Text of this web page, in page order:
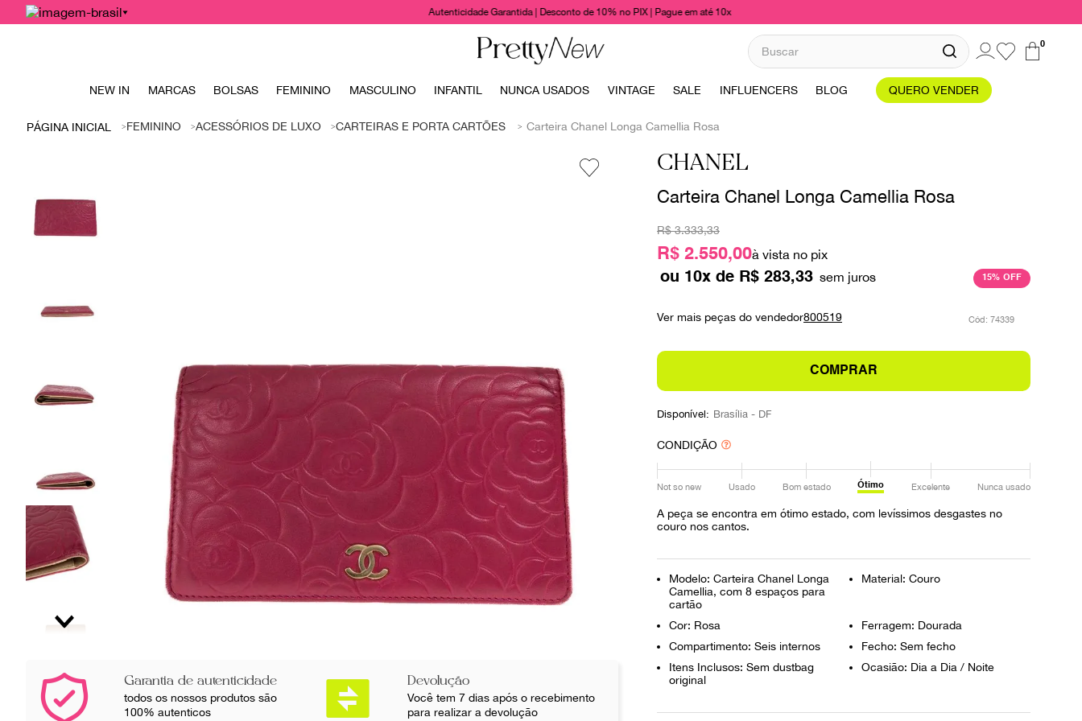
Autenticidade Garantida | Desconto de 10% no PIX | Pague em até 10x
Buscar
TERMOS MAIS BUSCADOS
10º prada
0
NEW IN MARCAS BOLSAS FEMININO MASCULINO INFANTIL NUNCA USADOS VINTAGE SALE INFLUENCERS BLOG QUERO VENDER
FEMININO ACESSÓRIOS DE LUXO CARTEIRAS E PORTA CARTÕES Carteira Chanel Longa Camellia Rosa
Garantia de autenticidade
todos os nossos produtos são
100% autenticos
Devolução
Você tem 7 dias após o recebimento
para realizar a devolução
CHANEL
Carteira Chanel Longa Camellia Rosa
R$ 3.333,33
R$ 2.550,00à vista no pix
ou 10x de R$ 283,33 15% OFF
Ver mais peças do vendedor800519 : 74339
COMPRAR
Disponível: Brasília - DF
CONDIÇÃO
Not so new Usado Bom estado Ótimo Excelente Nunca usado
A peça se encontra em ótimo estado, com levíssimos desgastes no
couro nos cantos.
Modelo: Carteira Chanel Longa
Camellia, com 8 espaços para
cartão
Material: Couro
Cor: Rosa
Ferragem: Dourada
Compartimento: Seis internos
Fecho: Sem fecho
Itens Inclusos: Sem dustbag
original
Ocasião: Dia a Dia / Noite